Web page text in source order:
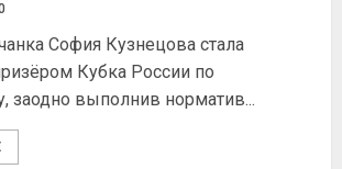
София Кузнецова стала
Кубка России по
заодно выполнив норматив...